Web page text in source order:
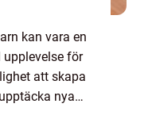
kan vara en
för
att skapa
nya